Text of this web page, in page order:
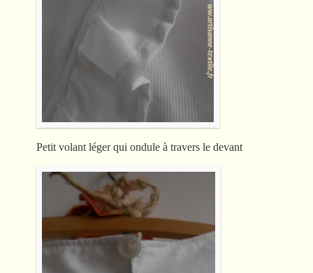
Petit volant léger qui ondule à travers le devant